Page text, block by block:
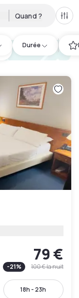
Quand ?
Durée
79 €
-21% 100 €la nuit
18h - 23h